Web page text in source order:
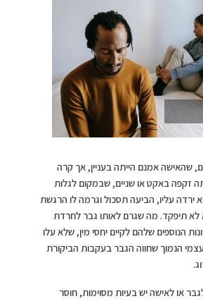
שהאישה אמנם הייתה בעניין, אך קרה
זקפה באקט או שניים, שבמקום לגלות
ירדה עליו, הביעה תסכול וגרמה לו הרגשת
תיפקד. מה שגרם לאותו גבר לחרדת
הנוספים שלהם לקיים יחסי מין, שלא עלו
הנמוך שחווה הגבר בעקבות הביקורת
או לאישה יש בעיות מסוימות, חוסר